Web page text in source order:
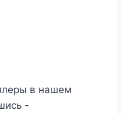
в нашем
-